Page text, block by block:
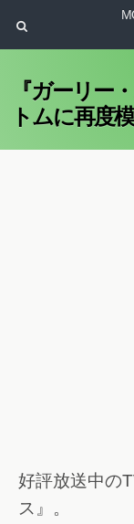
『ガーリー
トムに再度
好評放送中の
ス』。